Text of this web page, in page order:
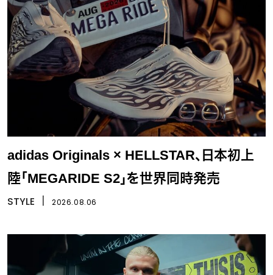
adidas Originals × HELLSTAR、日本初上
陸「MEGARIDE S2」を世界同時発売
STYLE 2026.08.06